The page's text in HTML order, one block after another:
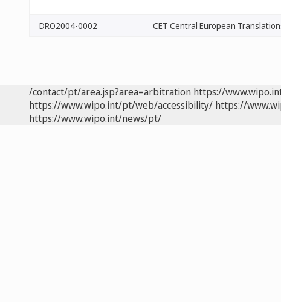
DRO2004-0002
CET Central European
/contact/pt/area.jsp?area=arbitration https://
https://www.wipo.int/pt/web/accessibility/ https://
https://www.wipo.int/news/pt/